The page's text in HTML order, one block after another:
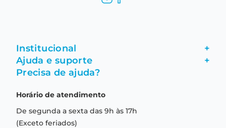
Institucional +
Fale conosco
Formas de pagamento
Ajuda e suporte +
Garantia
Troca e devolução
Precisa de ajuda?
Horário de atendimento
De segunda a sexta das 9h às 17h
(Exceto feriados)